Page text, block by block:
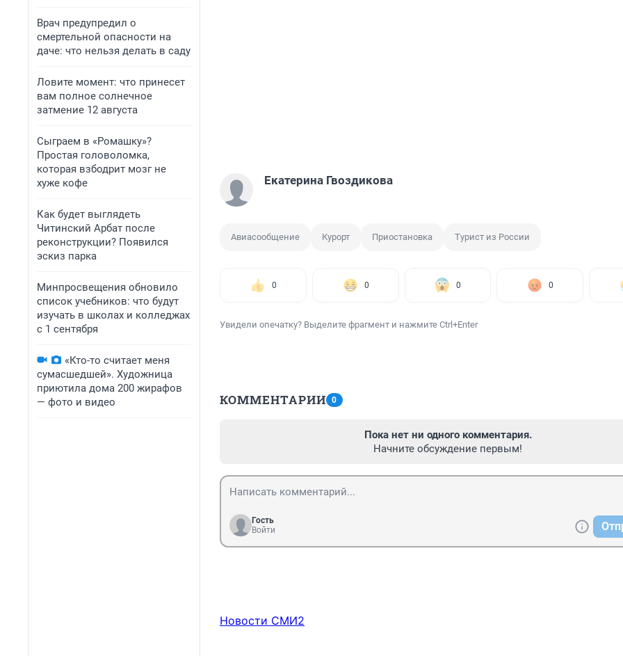
Врач предупредил о
смертельной опасности на
даче: что нельзя делать в саду
Ловите момент: что принесет
вам полное солнечное
затмение 12 августа
Сыграем в «Ромашку»?
Простая головоломка,
которая взбодрит мозг не
хуже кофе
Как будет выглядеть
Читинский Арбат после
реконструкции? Появился
эскиз парка
Минпросвещения обновило
список учебников: что будут
изучать в школах и колледжах
с 1 сентября
«Кто-то считает меня
сумасшедшей». Художница
приютила дома 200 жирафов
— фото и видео
Екатерина Гвоздикова
Авиасообщение Курорт Приостановка Турист из России
0 0 0 0
Увидели опечатку? Выделите фрагмент и нажмите Ctrl+Enter
КОММЕНТАРИИ 0
Пока нет ни одного комментария.
Начните обсуждение первым!
Гость
Войти
Новости СМИ2